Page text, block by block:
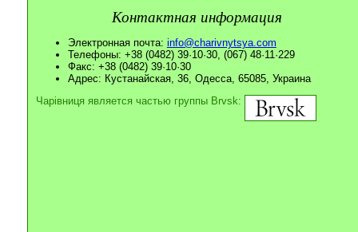
Контактная информация
Электронная почта: info@charivnytsya.com
Телефоны: +38 (0482) 39·10·30, (067) 48·11·229
Факс: +38 (0482) 39·10·30
Адрес: Кустанайская, 36, Одесса, 65085, Украина
Чарівниця является частью группы Brvsk: